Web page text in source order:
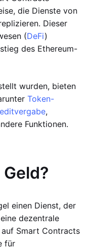
die Dienste von
Dieser
(DeFi)
des Ethereum-
wurden, bieten
Token-
,
Funktionen.
einen Dienst, der
dezentrale
Smart Contracts
für